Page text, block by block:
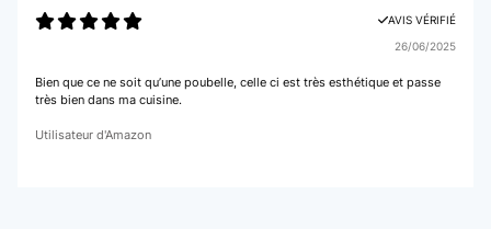
AVIS VÉRIFIÉ
26/06/2025
Bien que ce ne soit qu’une poubelle, celle ci est très esthétique et passe
très bien dans ma cuisine.
Utilisateur d'Amazon